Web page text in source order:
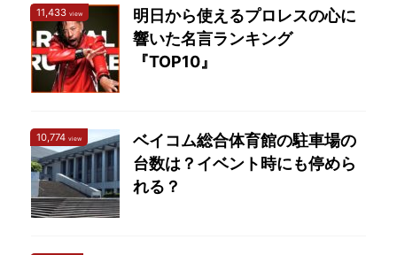
11,433 view
明日から使えるプロレスの心に
響いた名言ランキング
『TOP10』
10,774 view
ベイコム総合体育館の駐車場の
台数は？イベント時にも停めら
れる？